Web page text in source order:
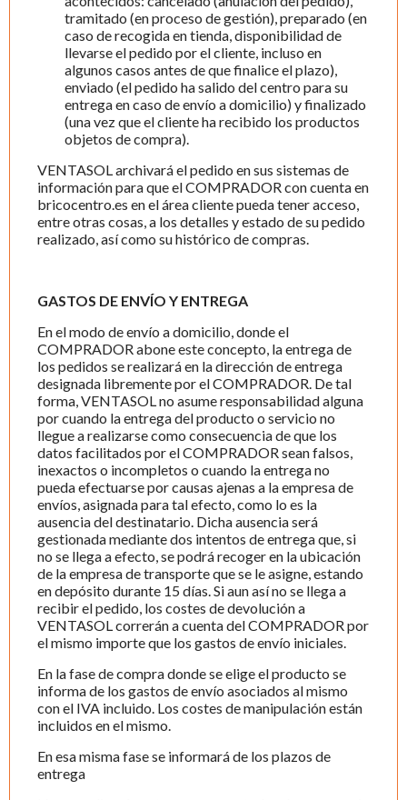
tramitado (en proceso de gestión), preparado (en
caso de recogida en tienda, disponibilidad de
llevarse el pedido por el cliente, incluso en
algunos casos antes de que finalice el plazo),
enviado (el pedido ha salido del centro para su
entrega en caso de envío a domicilio) y finalizado
(una vez que el cliente ha recibido los productos
objetos de compra).
VENTASOL archivará el pedido en sus sistemas de
información para que el COMPRADOR con cuenta en
bricocentro.es en el área cliente pueda tener acceso,
entre otras cosas, a los detalles y estado de su pedido
realizado, así como su histórico de compras.
GASTOS DE ENVÍO Y ENTREGA
En el modo de envío a domicilio, donde el
COMPRADOR abone este concepto, la entrega de
los pedidos se realizará en la dirección de entrega
designada libremente por el COMPRADOR. De tal
forma, VENTASOL no asume responsabilidad alguna
por cuando la entrega del producto o servicio no
llegue a realizarse como consecuencia de que los
datos facilitados por el COMPRADOR sean falsos,
inexactos o incompletos o cuando la entrega no
pueda efectuarse por causas ajenas a la empresa de
envíos, asignada para tal efecto, como lo es la
ausencia del destinatario. Dicha ausencia será
gestionada mediante dos intentos de entrega que, si
no se llega a efecto, se podrá recoger en la ubicación
de la empresa de transporte que se le asigne, estando
en depósito durante 15 días. Si aun así no se llega a
recibir el pedido, los costes de devolución a
VENTASOL correrán a cuenta del COMPRADOR por
el mismo importe que los gastos de envío iniciales.
En la fase de compra donde se elige el producto se
informa de los gastos de envío asociados al mismo
con el IVA incluido. Los costes de manipulación están
incluidos en el mismo.
En esa misma fase se informará de los plazos de
entrega